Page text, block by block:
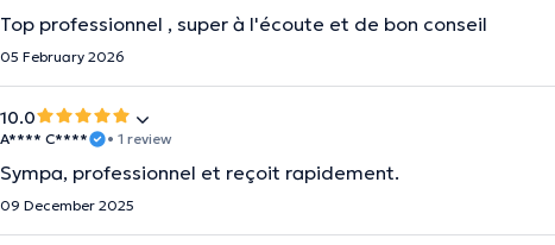
Top professionnel , super à l'écoute et de bon conseil
05 February 2026
10.0
A**** C**** • 1 review
Sympa, professionnel et reçoit rapidement.
09 December 2025